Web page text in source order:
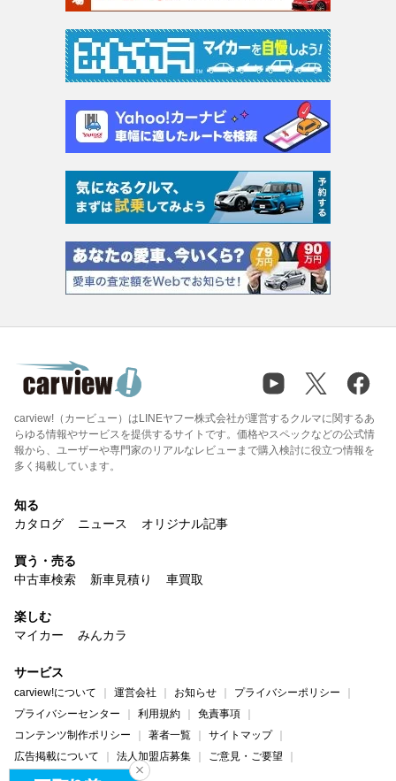
carview!（カービュー）はLINEヤフー株式会社が運営するクルマに関するあ
らゆる情報やサービスを提供するサイトです。価格やスペックなどの公式情
報から、ユーザーや専門家のリアルなレビューまで購入検討に役立つ情報を
多く掲載しています。
知る
カタログ
ニュース オリジナル記事
買う・売る
中古車検索
新車見積り 車買取
楽しむ
マイカー
みんカラ
サービス
carview!について 運営会社 お知らせ
プライバシーポリシー
プライバシーセンター
利用規約
免責事項
コンテンツ制作ポリシー
著者一覧
サイトマップ
広告掲載について
法人加盟店募集
ご意見・ご要望
ヘルプ・お問い合わせ